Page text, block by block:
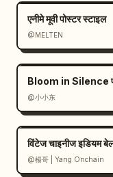
एनीमे मूवी पोस्टर स्टाइल
@MELTEN
Bloom in Silence
@小小东
विंटेज चाइनीज इडियम
@楊哥 | Yang Onchain